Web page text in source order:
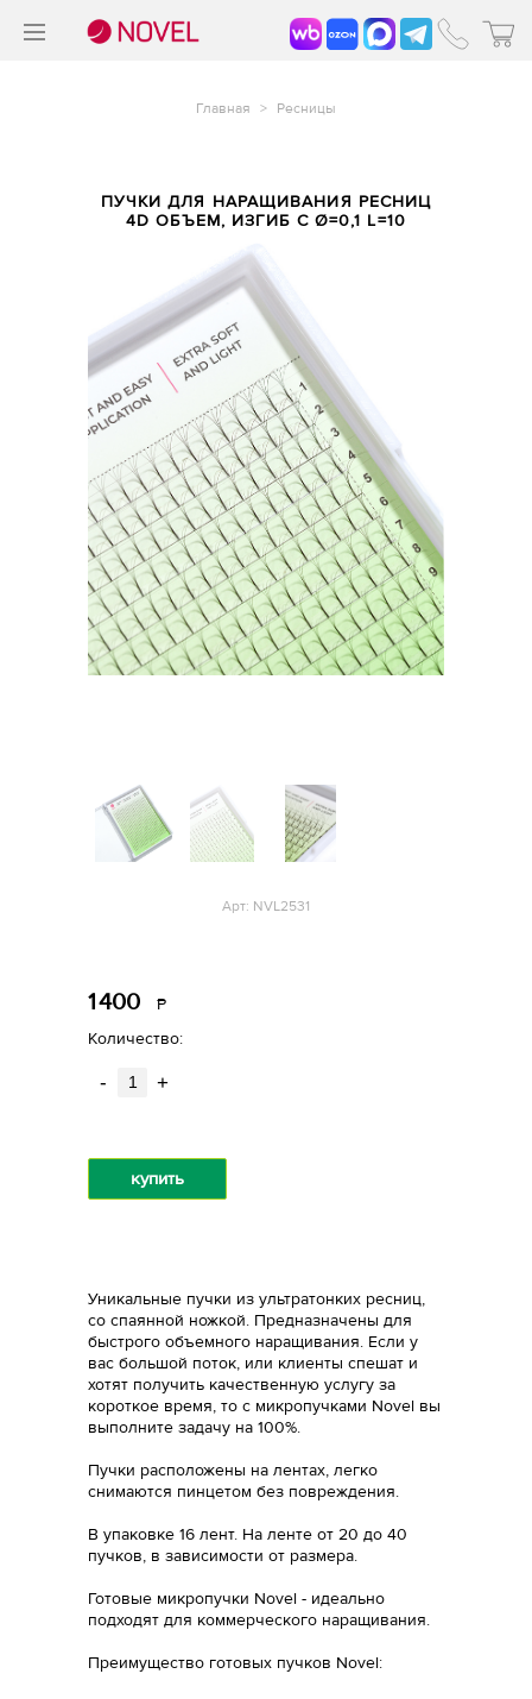
Главная > Ресницы
ПУЧКИ ДЛЯ НАРАЩИВАНИЯ РЕСНИЦ
4D ОБЪЕМ, ИЗГИБ С Ø=0,1 L=10
Арт: NVL2531
1400 Р
Количество:
- +
купить
Уникальные пучки из ультратонких ресниц,
со спаянной ножкой. Предназначены для
быстрого объемного наращивания. Если у
вас большой поток, или клиенты спешат и
хотят получить качественную услугу за
короткое время, то c микропучками Novel вы
выполните задачу на 100%.
Пучки расположены на лентах, легко
снимаются пинцетом без повреждения.
В упаковке 16 лент. На ленте от 20 до 40
пучков, в зависимости от размера.
Готовые микропучки Novel - идеально
подходят для коммерческого наращивания.
Преимущество готовых пучков Novel: